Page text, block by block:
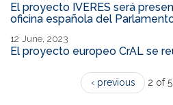
El proyecto IVERES será
oficina española del
12 June, 2023
El proyecto europeo CrAL se
‹ previous 2 of